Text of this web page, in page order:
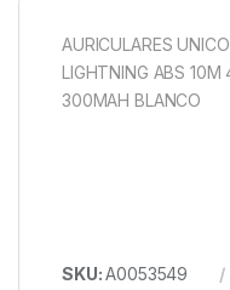
AURICULARES
LIGHTNING ABS
300MAH BLANCO
SKU:A0053549